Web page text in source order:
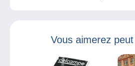
Vous aimerez